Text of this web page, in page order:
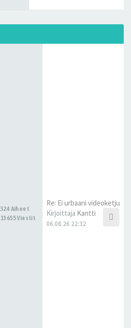
324 Aiheet
13655 Viestit
Re: Ei urbaani videoketju
Kirjoittaja Kantti
06.08.26 22:32